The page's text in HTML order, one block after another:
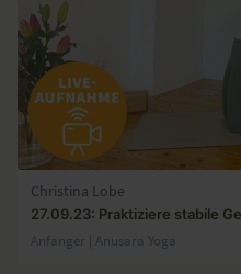
Christina Lobe
27.09.23: Praktiziere stabile
Anfänger | Anusara Yoga